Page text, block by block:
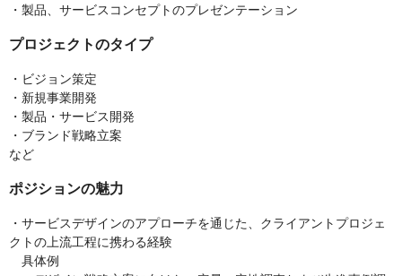
・製品、サービスコンセプトのプレゼンテーション
プロジェクトのタイプ
・ビジョン策定
・新規事業開発
・製品・サービス開発
・ブランド戦略立案
など
ポジションの魅力
・サービスデザインのアプローチを通じた、クライアントプロジェ
クトの上流工程に携わる経験
具体例